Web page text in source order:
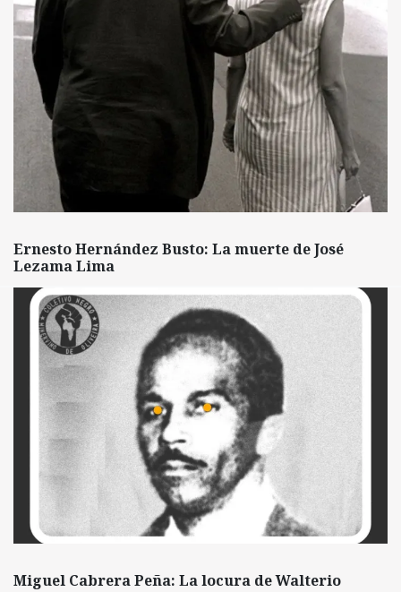
Ernesto Hernández Busto: La muerte de José
Lezama Lima
Miguel Cabrera Peña: La locura de Walterio